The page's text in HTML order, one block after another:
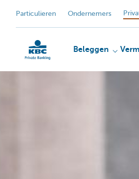
Particulieren Ondernemers
Beleggen